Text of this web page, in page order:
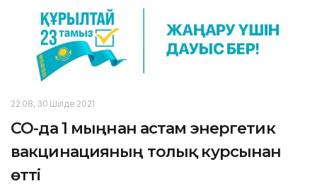
22:08, 30 Шілде 2021
СҚО-да 1 мыңнан астам энергетик
вакцинацияның толық курсынан
өтті